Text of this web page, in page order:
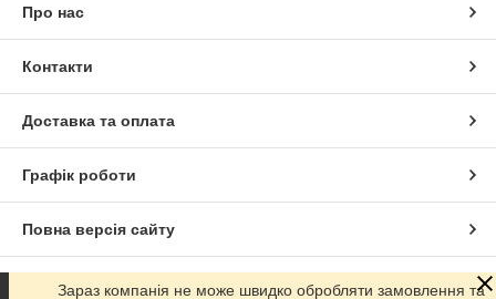
Про нас
Контакти
Доставка та оплата
Графік роботи
Повна версія сайту
Сайт створено на маркетплейсі Prom.ua
Зараз компанія не може швидко обробляти замовлення та